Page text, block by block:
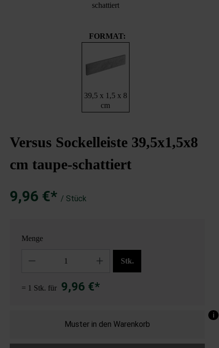
schattiert
FORMAT:
39,5 x 1,5 x 8
cm
Versus Sockelleiste 39,5x1,5x8
cm taupe-schattiert
9,96 €* / Stück
Menge
Stk.
= 1 Stk. für 9,96 €*
Muster in den Warenkorb
i